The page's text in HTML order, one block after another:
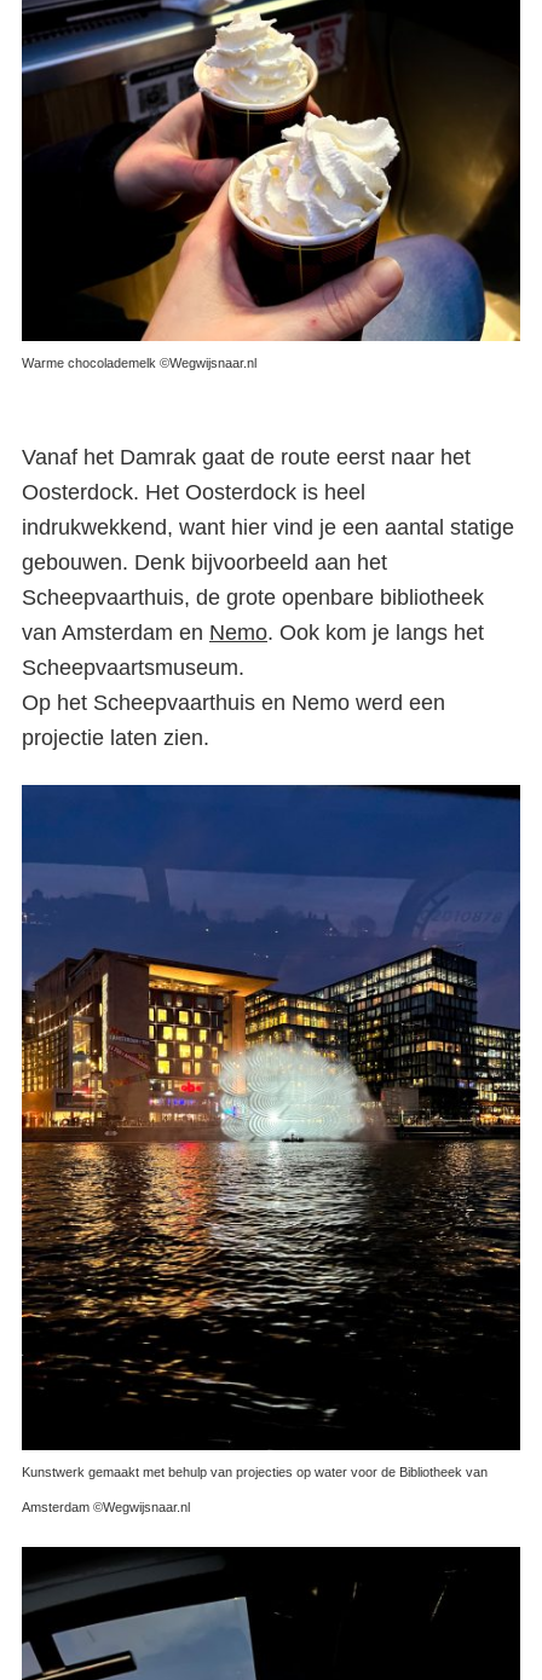
Warme chocolademelk ©Wegwijsnaar.nl
Vanaf het Damrak gaat de route eerst naar het
Oosterdock. Het Oosterdock is heel
indrukwekkend, want hier vind je een aantal statige
gebouwen. Denk bijvoorbeeld aan het
Scheepvaarthuis, de grote openbare bibliotheek
van Amsterdam en Nemo. Ook kom je langs het
Scheepvaartsmuseum.
Op het Scheepvaarthuis en Nemo werd een
projectie laten zien.
Kunstwerk gemaakt met behulp van projecties op water voor de Bibliotheek van
Amsterdam ©Wegwijsnaar.nl